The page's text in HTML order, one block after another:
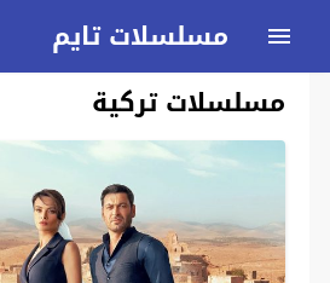
مسلسلات تايم
مسلسلات تركية